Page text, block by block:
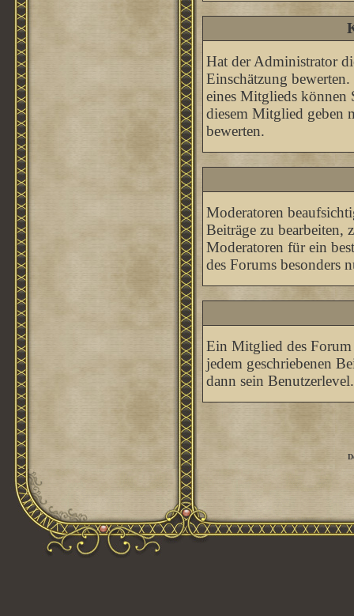
Hat der Administrator
Einschätzung
eines Mitglieds können
diesem Mitglied geben
bewerten.
Moderatoren
Beiträge zu bearbeiten,
Moderatoren für ein
des Forums besonders
Ein Mitglied des Forum
jedem geschriebenen
dann sein Benutzerlevel.